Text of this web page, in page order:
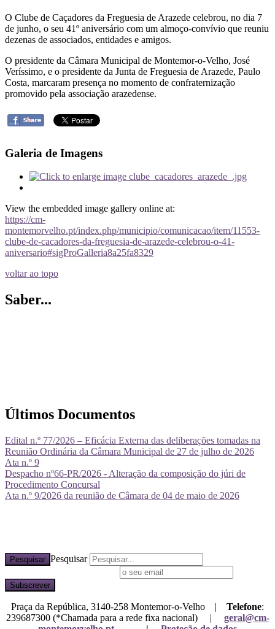
O Clube de Caçadores da Freguesia de Arazede celebrou, no dia 7
de junho, o seu 41º aniversário com um almoço-convívio que reuniu
dezenas de associados, entidades e amigos.
O presidente da Câmara Municipal de Montemor-o-Velho, José
Veríssimo, e o presidente da Junta de Freguesia de Arazede, Paulo
Costa, marcaram presença no momento de confraternização
promovido pela associação arazedense.
Galeria de Imagens
View the embedded image gallery online at:
https://cm-
montemorvelho.pt/index.php/municipio/comunicacao/item/11553-
clube-de-cacadores-da-freguesia-de-arazede-celebrou-o-41-
aniversario#sigProGalleria8a25fa8329
voltar ao topo
Saber...
Últimos Documentos
Edital n.º 77/2026 – Eficácia Externa das deliberações tomadas na
Reunião Ordinária da Câmara Municipal de 27 de julho de 2026
Ata n.º 9
Despacho nº66-PR/2026 - Alteração da composição do júri de
Procedimento Concursal
Ata n.º 9/2026 da reunião de Câmara de 04 de maio de 2026
Pesquisar Pesquisar
Praça da República, 3140-258 Montemor-o-Velho | Telefone:
239687300 (*Chamada para a rede fixa nacional) | geral@cm-